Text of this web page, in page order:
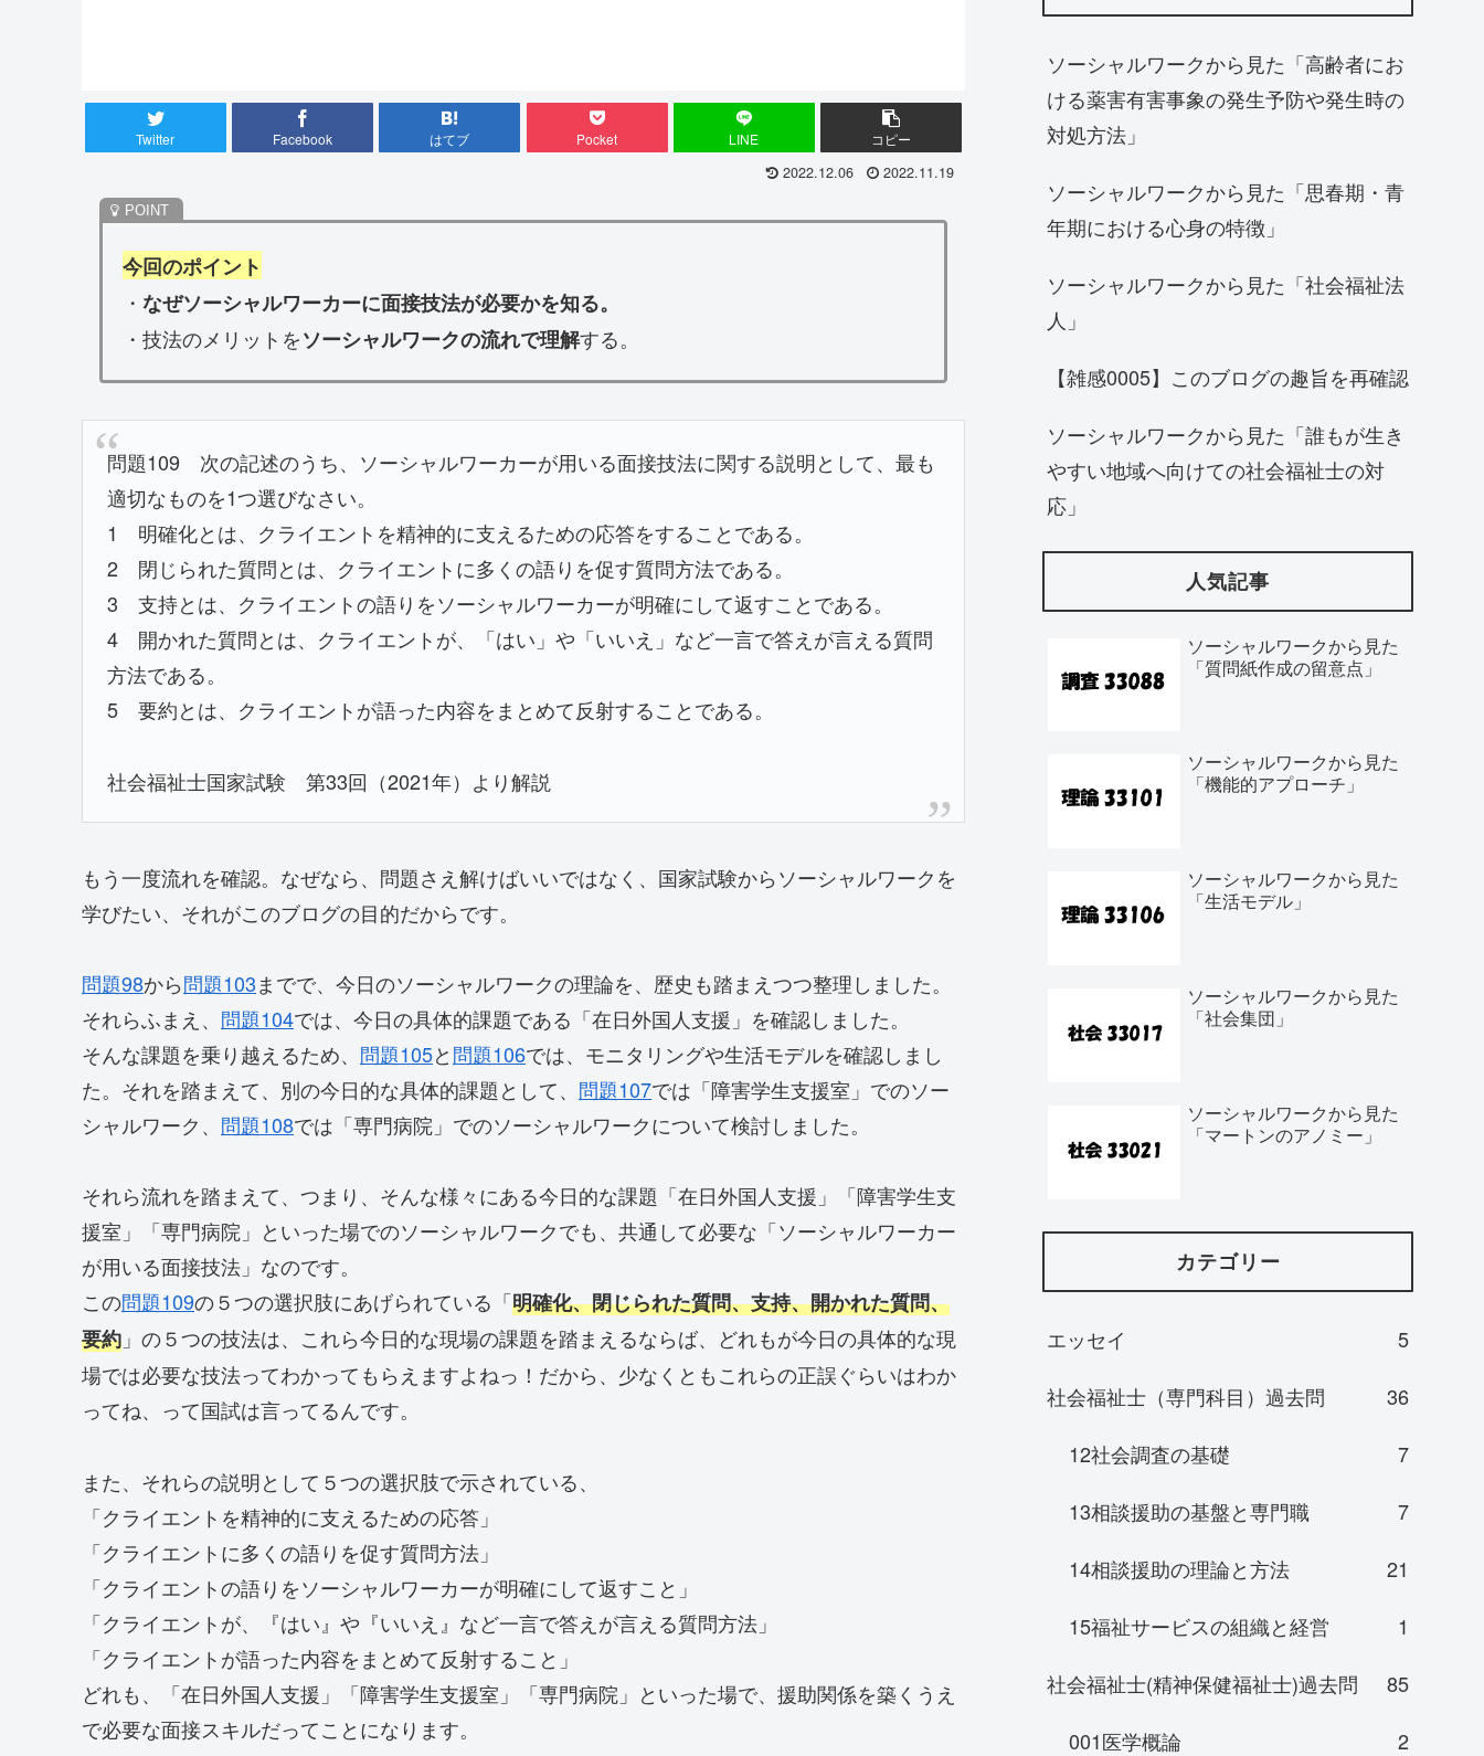
Twitter Facebook はてブ Pocket LINE コピー
2022.12.06 2022.11.19
今回のポイント
・ なぜソーシャルワーカーに面接技法が必要かを知る。
・技法のメリットをソーシャルワークの流れで理解する。
問題109 次の記述のうち、ソーシャルワーカーが用いる面接技法に関する説明として、最も
適切なものを1つ選びなさい。
1 明確化とは、クライエントを精神的に支えるための応答をすることである。
2 閉じられた質問とは、クライエントに多くの語りを促す質問方法である。
3 支持とは、クライエントの語りをソーシャルワーカーが明確にして返すことである。
4 開かれた質問とは、クライエントが、「はい」や「いいえ」など一言で答えが言える質問
方法である。
5 要約とは、クライエントが語った内容をまとめて反射することである。
社会福祉士国家試験 第33回（2021年）より解説
もう一度流れを確認。なぜなら、問題さえ解けばいいではなく、国家試験からソーシャルワークを
学びたい、それがこのブログの目的だからです。
問題98から問題103までで、今日のソーシャルワークの理論を、歴史も踏まえつつ整理しました。
それらふまえ、 問題104では、今日の具体的課題である「在日外国人支援」を確認しました。
そんな課題を乗り越えるため、 問題105と問題106では、モニタリングや生活モデルを確認しまし
た。それを踏まえて、別の今日的な具体的課題として、 問題107では「障害学生支援室」でのソー
シャルワーク、 問題108では「専門病院」でのソーシャルワークについて検討しました。
それら流れを踏まえて、つまり、そんな様々にある今日的な課題「在日外国人支援」「障害学生支
援室」「専門病院」といった場でのソーシャルワークでも、共通して必要な「ソーシャルワーカー
が用いる面接技法」なのです。
この問題109の５つの選択肢にあげられている「明確化、閉じられた質問、支持、開かれた質問、
要約 」の５つの技法は、これら今日的な現場の課題を踏まえるならば、どれもが今日の具体的な現
場では必要な技法ってわかってもらえますよねっ！だから、少なくともこれらの正誤ぐらいはわか
ってね、って国試は言ってるんです。
また、それらの説明として５つの選択肢で示されている、
「クライエントを精神的に支えるための応答」
「クライエントに多くの語りを促す質問方法」
「クライエントの語りをソーシャルワーカーが明確にして返すこと」
「クライエントが、『はい』や『いいえ』など一言で答えが言える質問方法」
「クライエントが語った内容をまとめて反射すること」
どれも、「在日外国人支援」「障害学生支援室」「専門病院」といった場で、援助関係を築くうえ
で必要な面接スキルだってことになります。
ソーシャルワークから見た「高齢者にお
ける薬害有害事象の発生予防や発生時の
対処方法」
ソーシャルワークから見た「思春期・青
年期における心身の特徴」
ソーシャルワークから見た「社会福祉法
人」
【雑感0005】このブログの趣旨を再確認
ソーシャルワークから見た「誰もが生き
やすい地域へ向けての社会福祉士の対
応」
人気記事
ソーシャルワークから見た
「質問紙作成の留意点」
ソーシャルワークから見た
「機能的アプローチ」
ソーシャルワークから見た
「生活モデル」
ソーシャルワークから見た
「社会集団」
ソーシャルワークから見た
「マートンのアノミー」
カテゴリー
エッセイ
5
社会福祉士（専門科目）過去問
36
12社会調査の基礎
7
13相談援助の基盤と専門職
7
14相談援助の理論と方法
21
15福祉サービスの組織と経営
1
社会福祉士(精神保健福祉士)過去問
85
001医学概論
2